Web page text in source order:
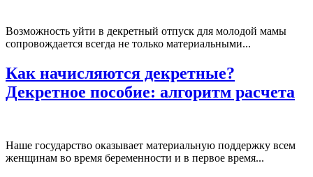
Возможность уйти в декретный отпуск для молодой мамы
сопровождается всегда не только материальными...
Как начисляются декретные?
Декретное пособие: алгоритм расчета
Наше государство оказывает материальную поддержку всем
женщинам во время беременности и в первое время...